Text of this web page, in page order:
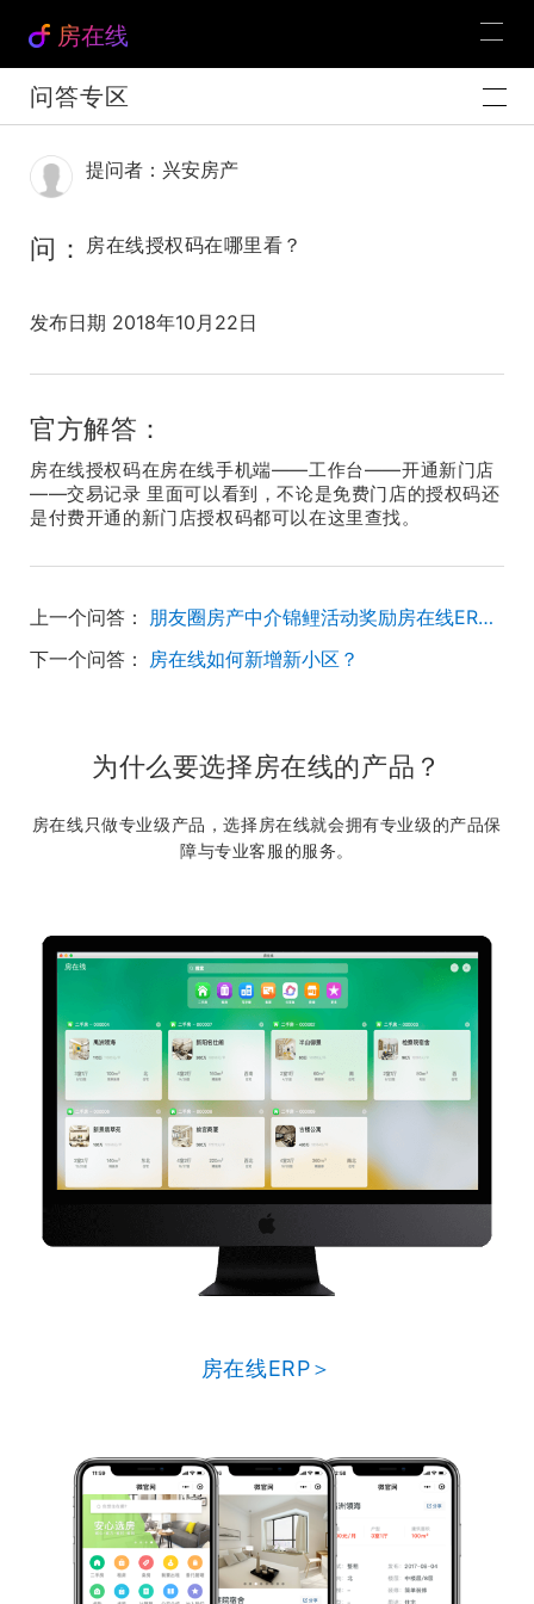
房在线
问答专区
提问者：兴安房产
问： 房在线授权码在哪里看？
发布日期 2018年10月22日
官方解答：
房在线授权码在房在线手机端——工作台——开通新门店
——交易记录 里面可以看到，不论是免费门店的授权码还
是付费开通的新门店授权码都可以在这里查找。
上一个问答：
朋友圈房产中介锦鲤活动奖励房在线ERP5个门店是真的吗？
下一个问答： 房在线如何新增新小区？
为什么要选择房在线的产品？
房在线只做专业级产品，选择房在线就会拥有专业级的产品保
障与专业客服的服务。
房在线ERP＞